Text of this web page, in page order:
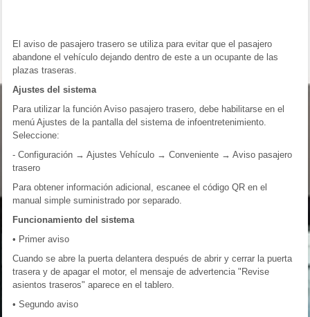
El aviso de pasajero trasero se utiliza para evitar que el pasajero
abandone el vehículo dejando dentro de este a un ocupante de las
plazas traseras.
Ajustes del sistema
Para utilizar la función Aviso pasajero trasero, debe habilitarse en el
menú Ajustes de la pantalla del sistema de infoentretenimiento.
Seleccione:
- Configuración → Ajustes Vehículo → Conveniente → Aviso pasajero
trasero
Para obtener información adicional, escanee el código QR en el
manual simple suministrado por separado.
Funcionamiento del sistema
• Primer aviso
Cuando se abre la puerta delantera después de abrir y cerrar la puerta
trasera y de apagar el motor, el mensaje de advertencia "Revise
asientos traseros" aparece en el tablero.
• Segundo aviso